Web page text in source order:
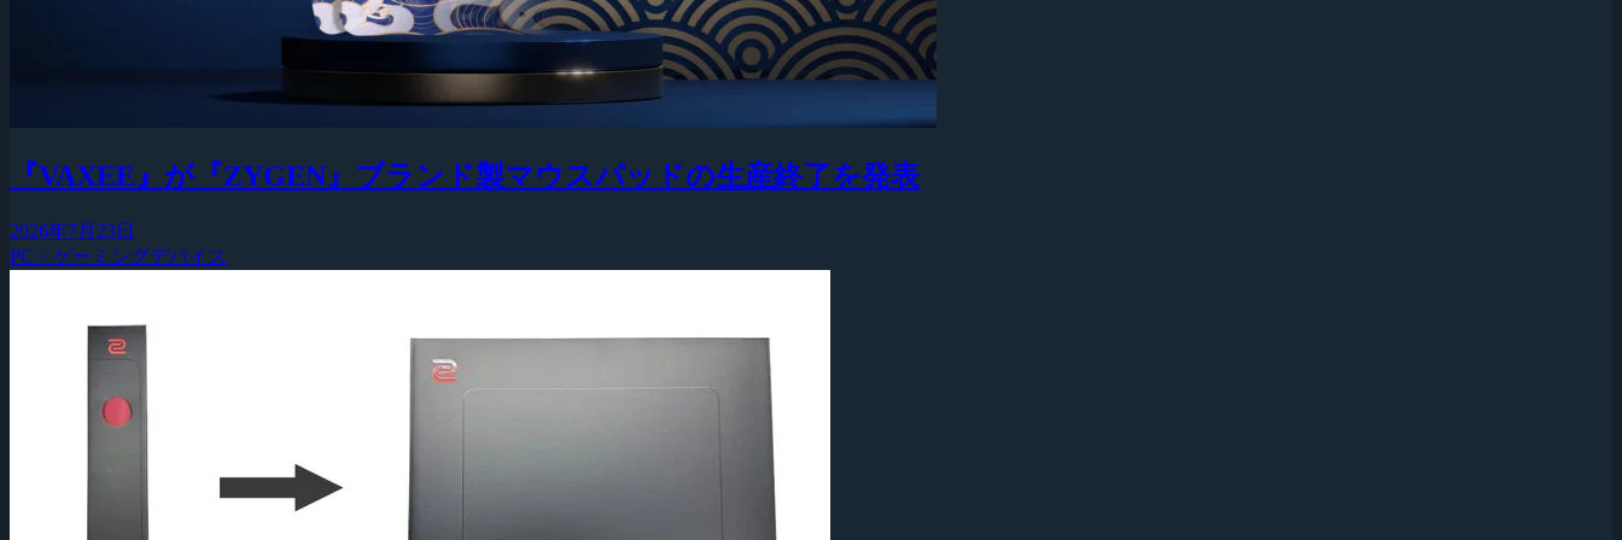
『VAXEE』が『ZYGEN』ブランド製マウスパッドの生産終了を発表
2026年7月23日
PC・ゲーミングデバイス